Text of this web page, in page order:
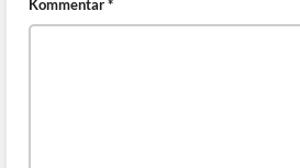
Kommentar*